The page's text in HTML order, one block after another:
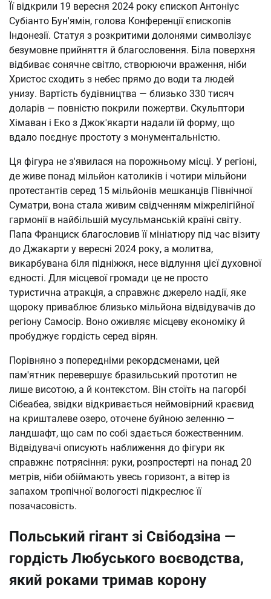
Її відкрили 19 вересня 2024 року єпископ Антоніус
Субіанто Бун'ямін, голова Конференції єпископів
Індонезії. Статуя з розкритими долонями символізує
безумовне прийняття й благословення. Біла поверхня
відбиває сонячне світло, створюючи враження, ніби
Христос сходить з небес прямо до води та людей
унизу. Вартість будівництва — близько 330 тисяч
доларів — повністю покрили пожертви. Скульптори
Хімаван і Еко з Джок'якарти надали їй форму, що
вдало поєднує простоту з монументальністю.
Ця фігура не з'явилася на порожньому місці. У регіоні,
де живе понад мільйон католиків і чотири мільйони
протестантів серед 15 мільйонів мешканців Північної
Суматри, вона стала живим свідченням міжрелігійної
гармонії в найбільшій мусульманській країні світу.
Папа Франциск благословив її мініатюру під час візиту
до Джакарти у вересні 2024 року, а молитва,
викарбувана біля підніжжя, несе відлуння цієї духовної
єдності. Для місцевої громади це не просто
туристична атракція, а справжнє джерело надії, яке
щороку приваблює близько мільйона відвідувачів до
регіону Самосір. Воно оживляє місцеву економіку й
пробуджує гордість серед вірян.
Порівняно з попередніми рекордсменами, цей
пам'ятник перевершує бразильський прототип не
лише висотою, а й контекстом. Він стоїть на пагорбі
Сібеабеа, звідки відкривається неймовірний краєвид
на кришталеве озеро, оточене буйною зеленню —
ландшафт, що сам по собі здається божественним.
Відвідувачі описують наближення до фігури як
справжнє потрясіння: руки, розпростерті на понад 20
метрів, ніби обіймають увесь горизонт, а вітер із
запахом тропічної вологості підкреслює її
позачасовість.
Польський гігант зі Свібодзіна —
гордість Любуського воєводства,
який роками тримав корону